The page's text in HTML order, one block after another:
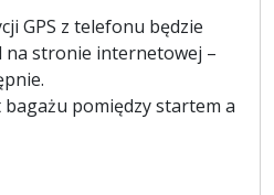
GPS z telefonu będzie
na stronie internetowej –
pomiędzy startem a